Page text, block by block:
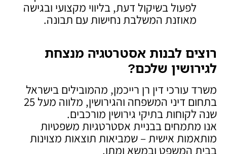
לפעול בשיקול דעת, בליווי מקצועי ובגישה
מאוזנת המשלבת נחישות עם תבונה.
רוצים לבנות אסטרטגיה מנצחת
לגירושין שלכם?
משרד עורכי דין רן רייכמן, מהמובילים בישראל
בתחום דיני המשפחה והגירושין, מלווה מעל 25
שנה לקוחות בתיקי גירושין מורכבים.
אנו מתמחים בבניית אסטרטגיות משפטיות
מותאמות אישית – שמביאות תוצאות מצוינות
בבית המשפט ובמשא ומתן.